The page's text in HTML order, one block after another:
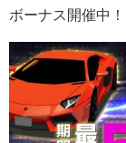
ボーナス開催中！